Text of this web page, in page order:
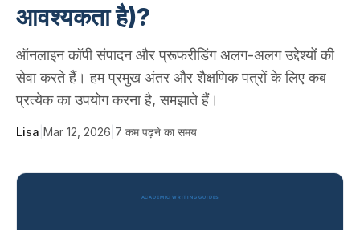
आवश्यकता है)?
ऑनलाइन कॉपी संपादन और प्रूफरीडिंग अलग-अलग उद्देश्यों की
सेवा करते हैं। हम प्रमुख अंतर और शैक्षणिक पत्रों के लिए कब
प्रत्येक का उपयोग करना है, समझाते हैं।
Lisa Mar 12, 2026 7 कम पढ़ने का समय